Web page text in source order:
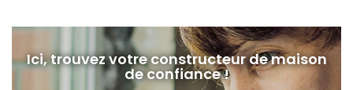
Ici, trouvez votre constructeur de maison
de confiance !